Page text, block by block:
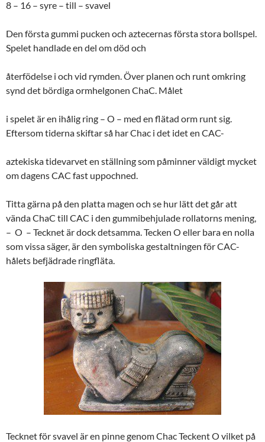
8 – 16 – syre – till – svavel
Den första gummi pucken och aztecernas första stora bollspel.
Spelet handlade en del om död och
återfödelse i och vid rymden. Över planen och runt omkring
synd det bördiga ormhelgonen ChaC. Målet
i spelet är en ihålig ring – O – med en flätad orm runt sig.
Eftersom tiderna skiftar så har Chac i det idet en CAC-
aztekiska tidevarvet en ställning som påminner väldigt mycket
om dagens CAC fast uppochned.
Titta gärna på den platta magen och se hur lätt det går att
vända ChaC till CAC i den gummibehjulade rollatorns mening,
– O – Tecknet är dock detsamma. Tecken O eller bara en nolla
som vissa säger, är den symboliska gestaltningen för CAC-
hålets befjädrade ringfläta.
Tecknet för svavel är en pinne genom Chac Teckent O vilket på